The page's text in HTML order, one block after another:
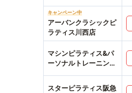
キャンペーン中
アーバンクラシックピ
ラティス川西店
マシンピラティス&パ
ーソナルトレーニング
スターピラティス阪急